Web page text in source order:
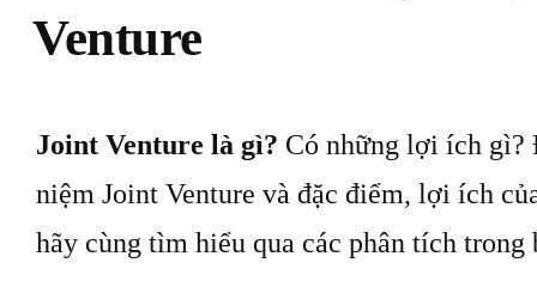
Venture
Joint Venture là gì? Có những lợi ích gì?
niệm Joint Venture và đặc điểm, lợi ích
hãy cùng tìm hiểu qua các phân tích